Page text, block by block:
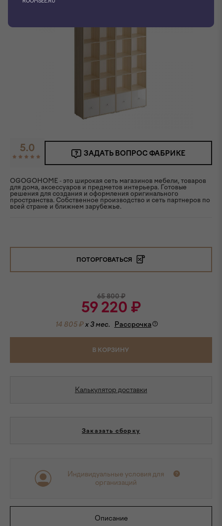
5.0 ЗАДАТЬ ВОПРОС ФАБРИКЕ
OGOGOHOME - это широкая сеть магазинов мебели, товаров
для дома, аксессуаров и предметов интерьера. Готовые
решения для создания и оформления оригинального
пространства. Собственное производство и сеть партнеров по
всей стране и ближнем зарубежье.
ПОТОРГОВАТЬСЯ
65 800₽
59 220 ₽
14 805 ₽ x 3 мес. Рассрочка
В КОРЗИНУ
Калькулятор доставки
Заказать сборку
Индивидуальные условия для
организаций
Описание